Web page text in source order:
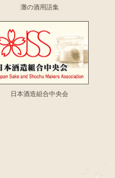
灘の酒用語集
日本酒造組合中央会